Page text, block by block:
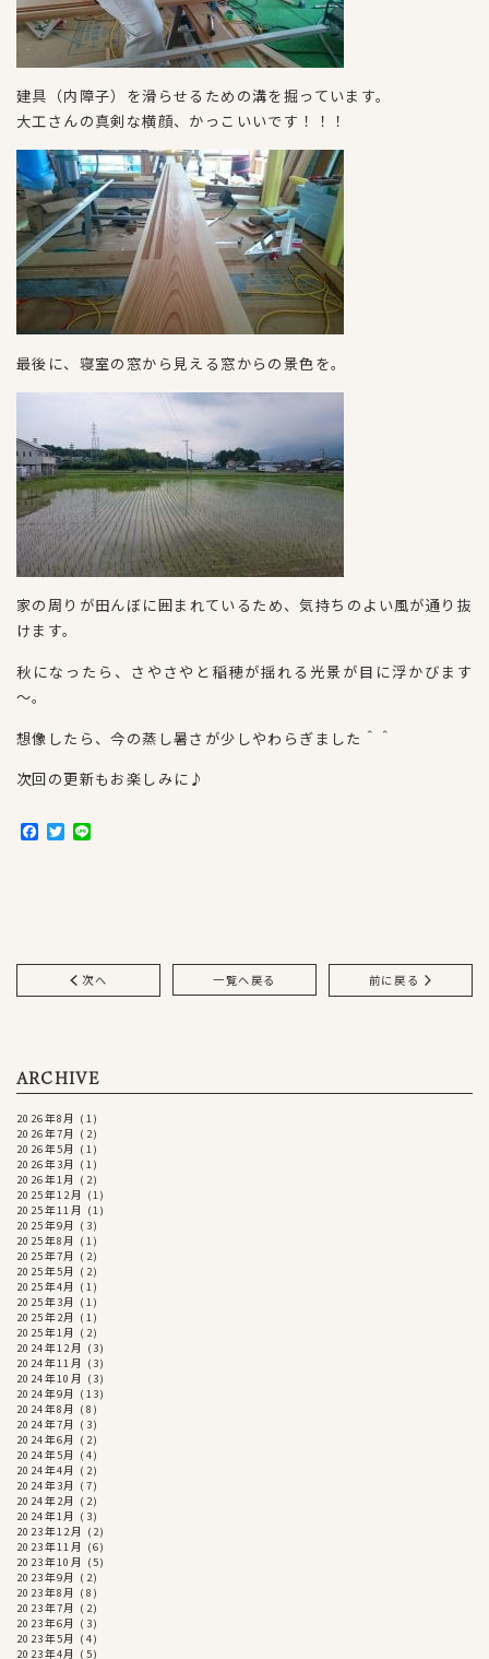
建具（内障子）を滑らせるための溝を掘っています。
大工さんの真剣な横顔、かっこいいです！！！
最後に、寝室の窓から見える窓からの景色を。
家の周りが田んぼに囲まれているため、気持ちのよい風が通り抜
けます。
秋になったら、さやさやと稲穂が揺れる光景が目に浮かびます
～。
想像したら、今の蒸し暑さが少しやわらぎました＾＾
次回の更新もお楽しみに♪
F
a
T
w
次へ 一覧へ戻る 前に戻る
ARCHIVE
2026年8月 (1)
2026年7月 (2)
2026年5月 (1)
2026年3月 (1)
2026年1月 (2)
2025年12月 (1)
2025年11月 (1)
2025年9月 (3)
2025年8月 (1)
2025年7月 (2)
2025年5月 (2)
2025年4月 (1)
2025年3月 (1)
2025年2月 (1)
2025年1月 (2)
2024年12月 (3)
2024年11月 (3)
2024年10月 (3)
2024年9月 (13)
2024年8月 (8)
2024年7月 (3)
2024年6月 (2)
2024年5月 (4)
2024年4月 (2)
2024年3月 (7)
2024年2月 (2)
2024年1月 (3)
2023年12月 (2)
2023年11月 (6)
2023年10月 (5)
2023年9月 (2)
2023年8月 (8)
2023年7月 (2)
2023年6月 (3)
2023年5月 (4)
2023年4月 (5)